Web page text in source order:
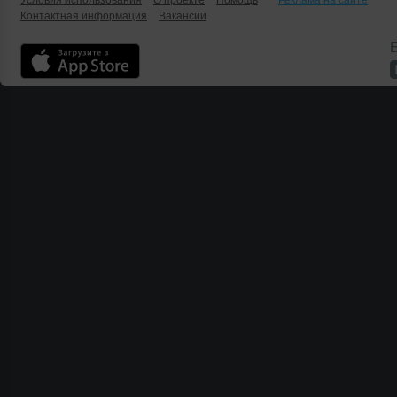
Контактная информация
Вакансии